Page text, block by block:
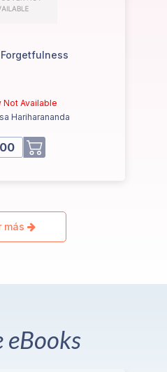
Not Available
Hariharananda
más
eBooks